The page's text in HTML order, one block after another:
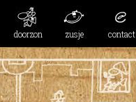
doorzon zusje contact